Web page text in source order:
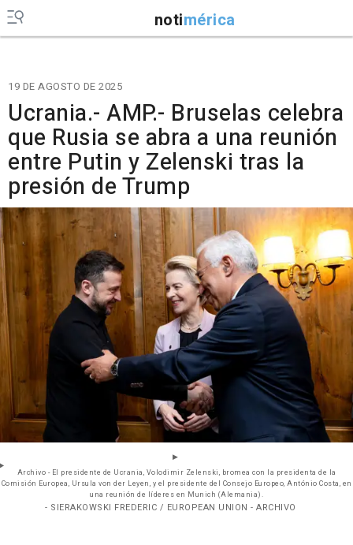
notimérica
19 DE AGOSTO DE 2025
Ucrania.- AMP.- Bruselas celebra
que Rusia se abra a una reunión
entre Putin y Zelenski tras la
presión de Trump
Archivo - El presidente de Ucrania, Volodimir Zelenski, bromea con la presidenta de la
Comisión Europea, Ursula von der Leyen, y el presidente del Consejo Europeo, António Costa, en
una reunión de líderes en Munich (Alemania).
- SIERAKOWSKI FREDERIC / EUROPEAN UNION - ARCHIVO